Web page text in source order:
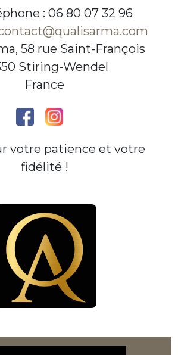
: 06 80 07 32 96
58 rue Saint-François
Stiring-Wendel
France
votre patience et votre
fidélité !